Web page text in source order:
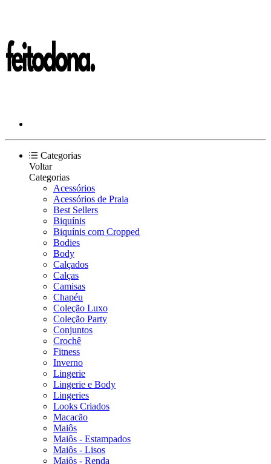
Categorias
Voltar
Categorias
Acessórios
Acessórios de Praia
Best Sellers
Biquínis
Biquínis com Cropped
Bodies
Body
Calçados
Calças
Camisas
Chapéu
Coleção Luxo
Coleção Party
Conjuntos
Crochê
Fitness
Inverno
Lingerie
Lingerie e Body
Lingeries
Looks Criados
Macacão
Maiôs
Maiôs - Estampados
Maiôs - Lisos
Maiôs - Renda